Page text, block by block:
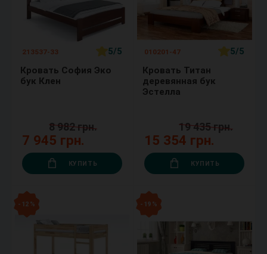
213537-33
5/5
Кровать София Эко
бук Клен
7 945 грн.
8 982 грн.
КУПИТЬ
010201-47
5/5
Кровать Титан
деревянная бук
Эстелла
15 354 грн.
19 435 грн.
КУПИТЬ
- 12 % - 19 %